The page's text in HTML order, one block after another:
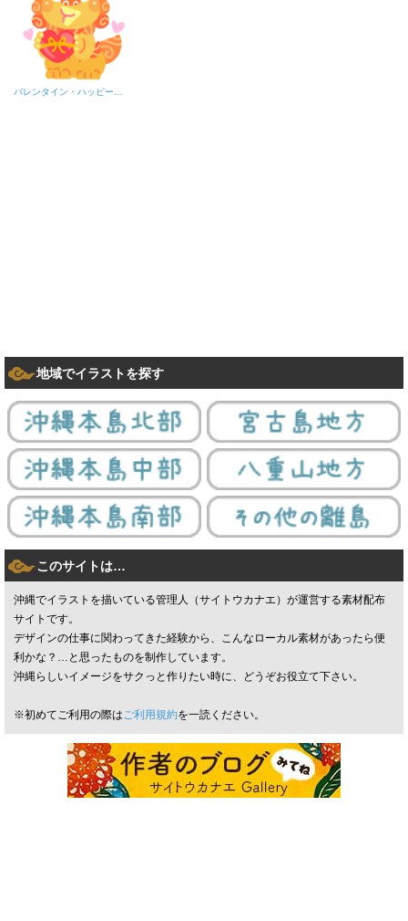
地域でイラストを探す
このサイトは…
沖縄でイラストを描いている管理人（サイトウカナエ）が運営する素材配布
サイトです。
デザインの仕事に関わってきた経験から、こんなローカル素材があったら便
利かな？…と思ったものを制作しています。
沖縄らしいイメージをサクっと作りたい時に、どうぞお役立て下さい。
※初めてご利用の際はご利用規約を一読ください。